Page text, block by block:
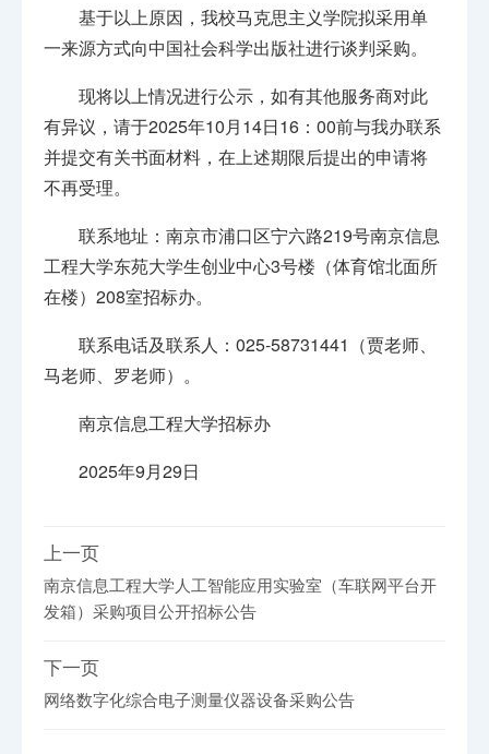
基于以上原因，我校马克思主义学院拟采用单
一来源方式向中国社会科学出版社进行谈判采购。
现将以上情况进行公示，如有其他服务商对此
有异议，请于2025年10月14日16：00前与我办联系
并提交有关书面材料，在上述期限后提出的申请将
不再受理。
联系地址：南京市浦口区宁六路219号南京信息
工程大学东苑大学生创业中心3号楼（体育馆北面所
在楼）208室招标办。
联系电话及联系人：025-58731441（贾老师、
马老师、罗老师）。
南京信息工程大学招标办
2025年9月29日
上一页
南京信息工程大学人工智能应用实验室（车联网平台开
发箱）采购项目公开招标公告
下一页
网络数字化综合电子测量仪器设备采购公告